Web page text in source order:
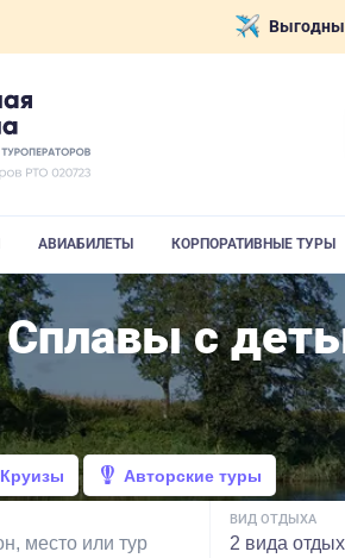
АВИАБИЛЕТЫ КОРПОРАТИВНЫЕ ТУРЫ
Сплавы с
Круизы Авторские туры
ВИД ОТДЫХА